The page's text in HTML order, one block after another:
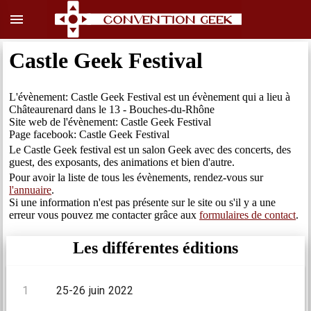
menu
Castle Geek Festival
L'évènement: Castle Geek Festival est un évènement qui a lieu à
Châteaurenard dans le 13 - Bouches-du-Rhône
Site web de l'évènement: Castle Geek Festival
Page facebook: Castle Geek Festival
Le Castle Geek festival est un salon Geek avec des concerts, des
guest, des exposants, des animations et bien d'autre.
Pour avoir la liste de tous les évènements, rendez-vous sur
l'annuaire.
Si une information n'est pas présente sur le site ou s'il y a une
erreur vous pouvez me contacter grâce auxformulaires de contact.
Les différentes éditions
1 25-26 juin 2022